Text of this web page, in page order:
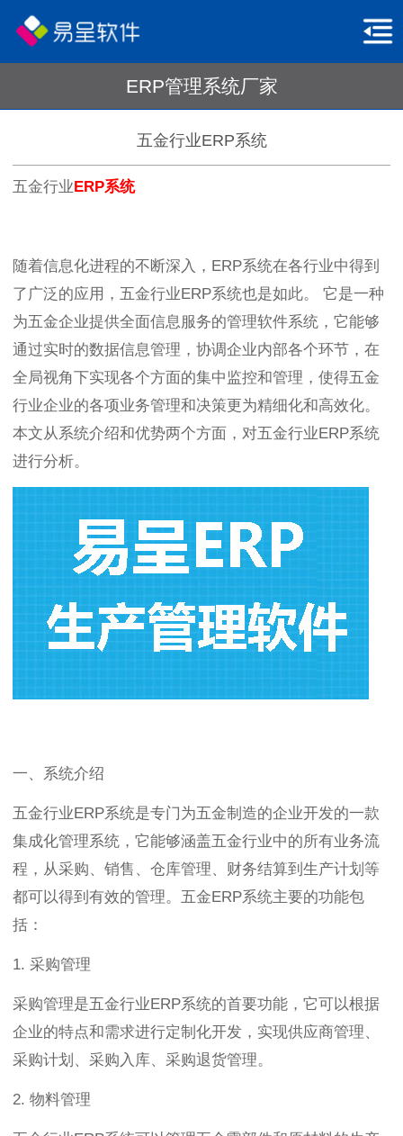
ERP管理系统厂家
五金行业ERP系统
五金行业ERP系统
随着信息化进程的不断深入，ERP系统在各行业中得到
了广泛的应用，五金行业ERP系统也是如此。 它是一种
为五金企业提供全面信息服务的管理软件系统，它能够
通过实时的数据信息管理，协调企业内部各个环节，在
全局视角下实现各个方面的集中监控和管理，使得五金
行业企业的各项业务管理和决策更为精细化和高效化。
本文从系统介绍和优势两个方面，对五金行业ERP系统
进行分析。
一、系统介绍
五金行业ERP系统是专门为五金制造的企业开发的一款
集成化管理系统，它能够涵盖五金行业中的所有业务流
程，从采购、销售、仓库管理、财务结算到生产计划等
都可以得到有效的管理。五金ERP系统主要的功能包
括：
1. 采购管理
采购管理是五金行业ERP系统的首要功能，它可以根据
企业的特点和需求进行定制化开发，实现供应商管理、
采购计划、采购入库、采购退货管理。
2. 物料管理